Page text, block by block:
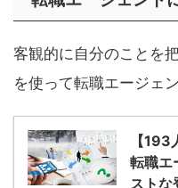
客観的に自分のことを
を使って転職エージェ
【
転職エ
ストな